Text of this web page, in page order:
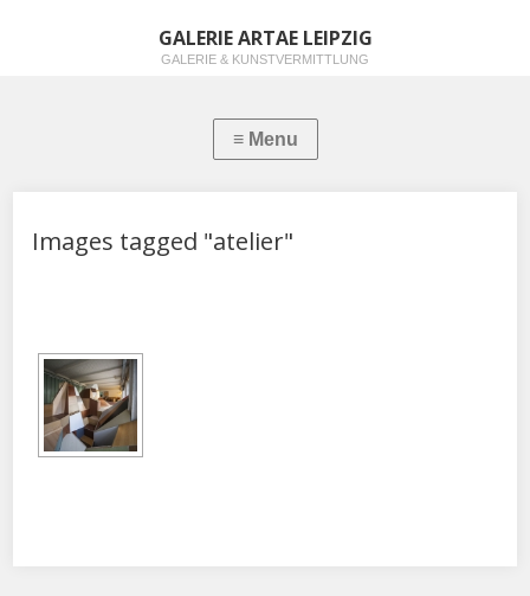
GALERIE ARTAE LEIPZIG
GALERIE & KUNSTVERMITTLUNG
Images tagged "atelier"